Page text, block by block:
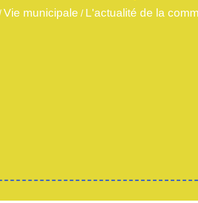
Vie municipale / L'actualité de la